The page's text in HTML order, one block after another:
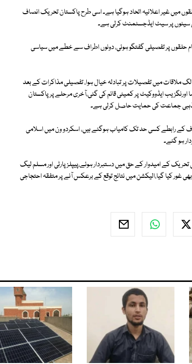
میں غیر اعلانیہ اتحاد ہوگیا ہے۔ اسی طرح پاکستان تحریک انصاف
پر سیٹ ایڈجسٹمنٹ کرلی ہے۔
حلقوں پر تفصیلی گفتگو ہوئی، دونوں اطراف سے خطے میں سیاسی
ملاقات میں تفصیلات پر تبادلہ خیال ہوا، تفصیلی مذاکرات کے بعد
اورنگزیب ایڈووکیٹ پر کمیٹی قائم کی گئی،آخری مرحلے پر پاکستان
جماعت کی حمایت حاصل کرلی ہے۔
رابطے کسی حد تک کامیاب ہوگئے ہیں، اسکردو ون میں اسلامی
ہو گئے۔
کے امیدوار کے حق میں دستبردار ہوئے،پیپلز پارٹی اور مسلم لیگ
کیا گیا،الیکشن میں نتائج توقع کے برعکس آنے پر متفقہ احتجاجی